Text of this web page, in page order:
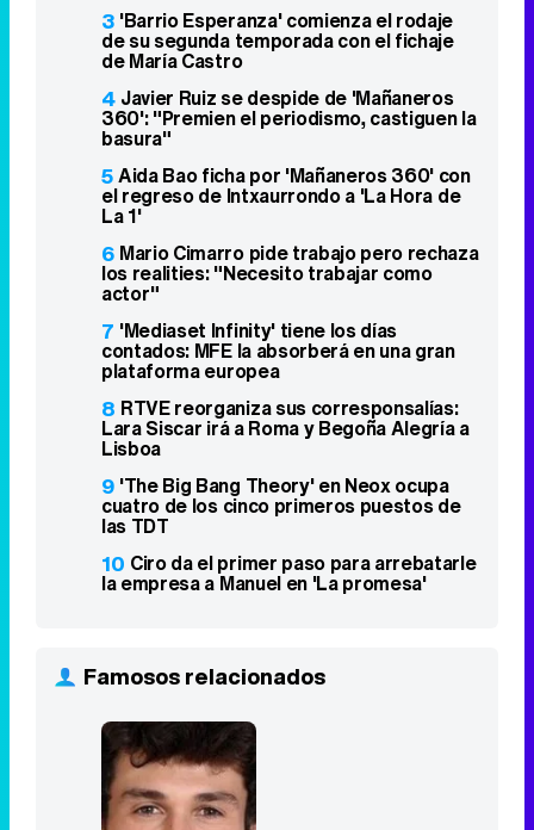
3 'Barrio Esperanza' comienza el rodaje
de su segunda temporada con el fichaje
de María Castro
4 Javier Ruiz se despide de 'Mañaneros
360': "Premien el periodismo, castiguen la
basura"
5Aida Bao ficha por 'Mañaneros 360' con
el regreso de Intxaurrondo a 'La Hora de
La 1'
6 Mario Cimarro pide trabajo pero rechaza
los realities: "Necesito trabajar como
actor"
7 'Mediaset Infinity' tiene los días
contados: MFE la absorberá en una gran
plataforma europea
8 RTVE reorganiza sus corresponsalías:
Lara Siscar irá a Roma y Begoña Alegría a
Lisboa
9 'The Big Bang Theory' en Neox ocupa
cuatro de los cinco primeros puestos de
las TDT
10 Ciro da el primer paso para arrebatarle
la empresa a Manuel en 'La promesa'
Famosos relacionados